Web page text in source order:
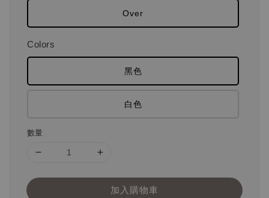
Over
Colors
黑色
白色
數量
加入購物車